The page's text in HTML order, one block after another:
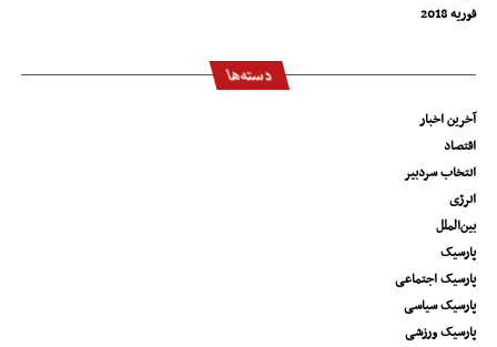
فوریه 2018
دسته‌ها
آخرین اخبار
اقتصاد
انتخاب سردبیر
انرژی
بین‌الملل
پارسیک
پارسیک اجتماعی
پارسیک سیاسی
پارسیک ورزشی